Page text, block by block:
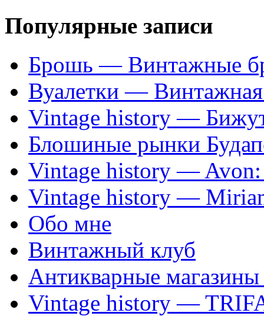
Популярные записи
Брошь — Винтажные
Вуалетки — Винтажная
Vintage history —
Блошиные рынки
Vintage history —
Vintage history —
Обо мне
Винтажный клуб
Антикварные
Vintage history —